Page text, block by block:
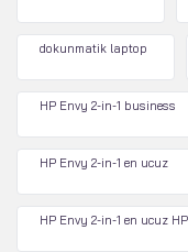
dokunmatik laptop
HP Envy 2-in-1 business
HP Envy 2-in-1 en ucuz
HP Envy 2-in-1 en ucuz